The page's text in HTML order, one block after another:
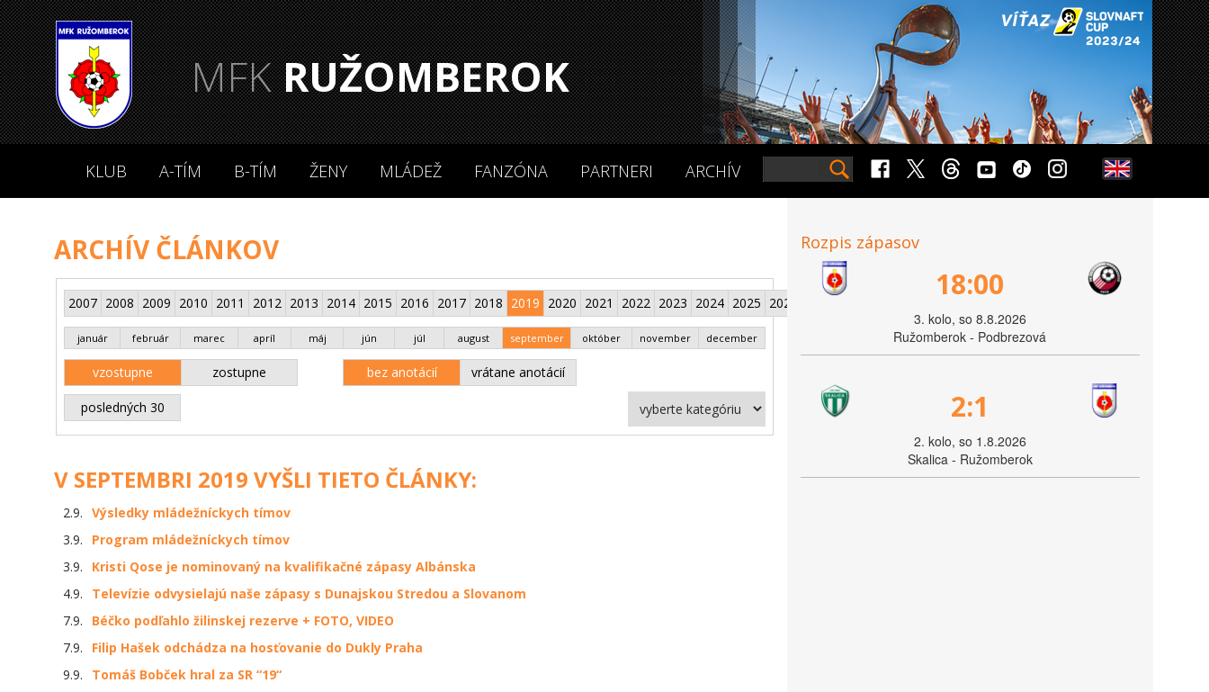
MFKRUŽOMBEROK
KLUB A-TÍM B-TÍM ŽENY MLÁDEŽ FANZÓNA PARTNERI ARCHÍV
ARCHÍV ČLÁNKOV
2007 2008 2009 2010 2011 2012 2013 2014 2015 2016 2017 2018 2019 2020 2021 2022 2023 2024 2025 2026
január február marec apríl máj jún júl august september október november december
vzostupne zostupne bez anotácií vrátane anotácií
posledných 30
V SEPTEMBRI 2019 VYŠLI TIETO ČLÁNKY:
2.9. Výsledky mládežníckych tímov
3.9.
Program mládežníckych tímov
3.9.
Kristi Qose je nominovaný na kvalifikačné zápasy Albánska
4.9.
Televízie odvysielajú naše zápasy s Dunajskou Stredou a Slovanom
7.9.
Béčko podľahlo žilinskej rezerve + FOTO, VIDEO
7.9.
Filip Hašek odchádza na hosťovanie do Dukly Praha
9.9.
Tomáš Bobček hral za SR “19“
Rozpis zápasov
18:00
3. kolo, so 8.8.2026
Ružomberok - Podbrezová
2:1
2. kolo, so 1.8.2026
Skalica - Ružomberok